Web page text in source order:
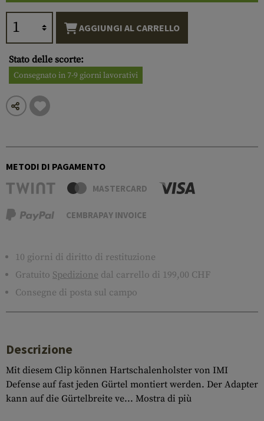
AGGIUNGI AL CARRELLO
Stato delle scorte:
Consegnato in 7-9 giorni lavorativi
METODI DI PAGAMENTO
MASTERCARD
CEMBRAPAY INVOICE
10 giorni di diritto di restituzione
Gratuito Spedizione dal carrello di 199,00 CHF
Consegne di posta sul campo
Descrizione
Mit diesem Clip können Hartschalenholster von IMI
Defense auf fast jeden Gürtel montiert werden. Der Adapter
kann auf die Gürtelbreite ve... Mostra di più